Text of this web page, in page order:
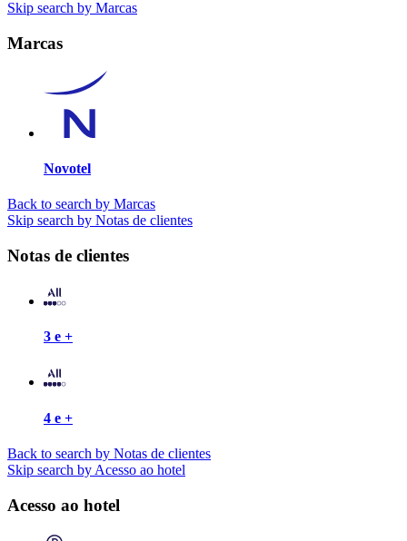
Skip search by Marcas
Marcas
Novotel
Back to search by Marcas
Skip search by Notas de clientes
Notas de clientes
3 e +
4 e +
Back to search by Notas de clientes
Skip search by Acesso ao hotel
Acesso ao hotel